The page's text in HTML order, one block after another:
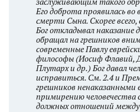
Его доброта проявилась во
смерти Сына. Скорее
Бог откладывал наказание
обращал на грешников
современные Павлу
философы (Иосиф Флавий,
Плутарх и др.) Бог давал
исправиться. См. 2.4 и
грешников ненаказанными
примирению человечества
должных отношений